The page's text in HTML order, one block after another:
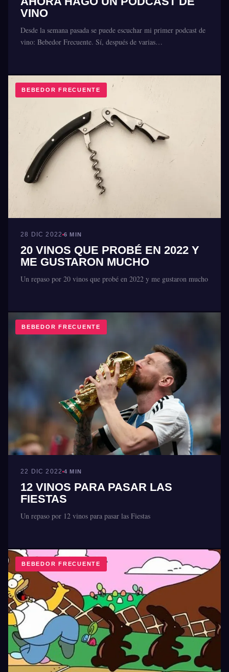
VINO
Desde la semana pasada se puede escuchar mi primer podcast de
vino: Bebedor Frecuente. Sí, después de varias…
BEBEDOR FRECUENTE
28 DIC 2022 6 MIN
20 VINOS QUE PROBÉ EN 2022 Y
ME GUSTARON MUCHO
Un repaso por 20 vinos que probé en 2022 y me gustaron mucho
BEBEDOR FRECUENTE
22 DIC 2022 4 MIN
12 VINOS PARA PASAR LAS
FIESTAS
Un repaso por 12 vinos para pasar las Fiestas
BEBEDOR FRECUENTE